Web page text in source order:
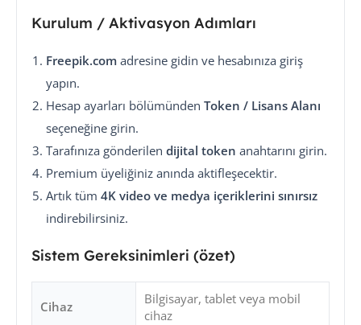
Kurulum / Aktivasyon Adımları
Freepik.com adresine gidin ve hesabınıza giriş
yapın.
Hesap ayarları bölümünden Token / Lisans Alanı
seçeneğine girin.
Tarafınıza gönderilen dijital token anahtarını girin.
Premium üyeliğiniz anında aktifleşecektir.
Artık tüm 4K video ve medya içeriklerini sınırsız
indirebilirsiniz.
Sistem Gereksinimleri (özet)
Cihaz
Bilgisayar, tablet veya mobil
cihaz